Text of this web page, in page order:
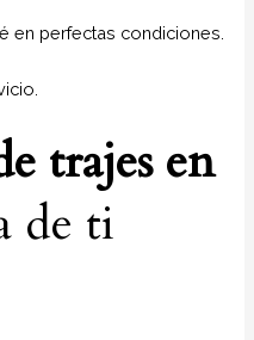
en perfectas condiciones.
trajes en
de ti